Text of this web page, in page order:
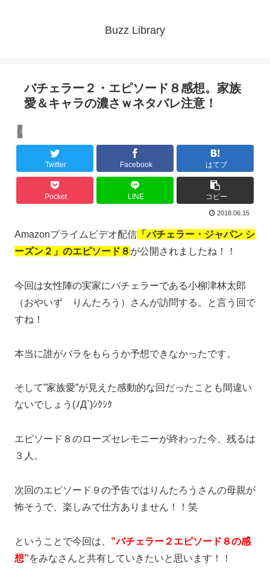
Buzz Library
バチェラー２・エピソード８感想。家族
愛＆キャラの濃さｗネタバレ注意！
未分類
Twitter Facebook はてブ
Pocket LINE コピー
2018.06.15
Amazonプライムビデオ配信 「バチェラー・ジャパン シ
ーズン２」のエピソード８ が公開されましたね！！
今回は女性陣の実家にバチェラーである小柳津林太郎
（おやいず りんたろう）さんが訪問する。と言う回で
すね！
本当に誰がバラをもらうか予想できなかったです。
そして”家族愛”が見えた感動的な回だったことも間違い
ないでしょう(ﾉД`)ｼｸｼｸ
エピソード８のローズセレモニーが終わった今、残るは
３人。
次回のエピソード９の予告ではりんたろうさんの母親が
怖そうで、楽しみで仕方ありません！！笑
ということで今回は、 ”バチェラー２エピソード８の感
想”をみなさんと共有していきたいと思います！！